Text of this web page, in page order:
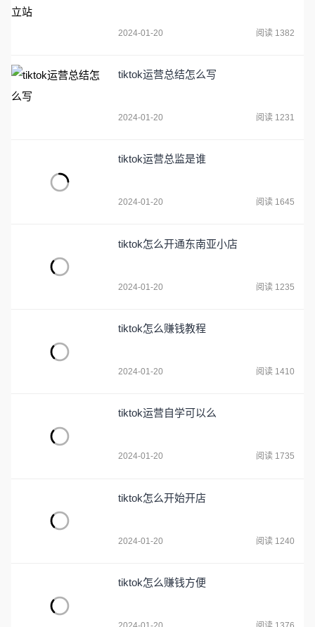
2024-01-20 阅读 1382
tiktok运营总结怎么写
2024-01-20 阅读 1231
tiktok运营总监是谁
2024-01-20 阅读 1645
tiktok怎么开通东南亚小店
2024-01-20 阅读 1235
tiktok怎么赚钱教程
2024-01-20 阅读 1410
tiktok运营自学可以么
2024-01-20 阅读 1735
tiktok怎么开始开店
2024-01-20 阅读 1240
tiktok怎么赚钱方便